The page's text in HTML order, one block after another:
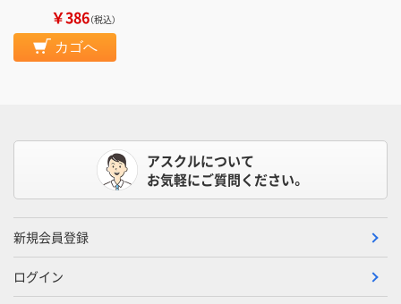
￥386（税込）
カゴへ
アスクルについて
お気軽にご質問ください。
新規会員登録
ログイン